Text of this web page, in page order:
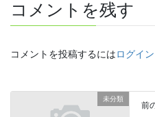
コメントを残す
コメントを投稿するにはログイン
未分類
前